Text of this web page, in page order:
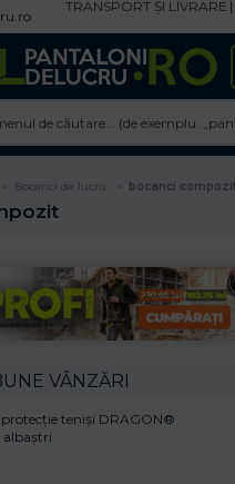
TRANSPORT ȘI LIVRARE
Bocanci de lucru bocanci
VÂNZĂRI
teniși DRAGON®
albaștri